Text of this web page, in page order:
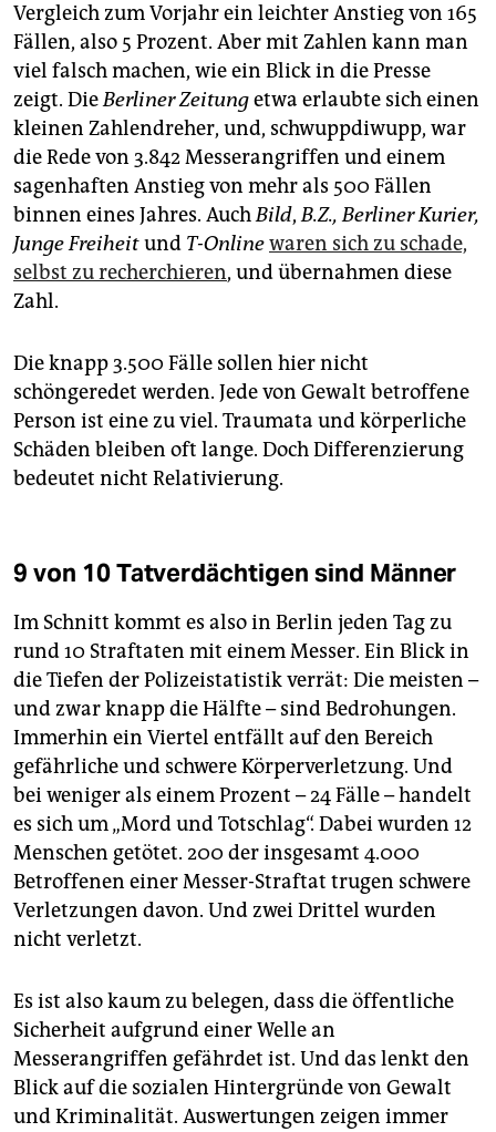
Vergleich zum Vorjahr ein leichter Anstieg von 165
Fällen, also 5 Prozent. Aber mit Zahlen kann man
viel falsch machen, wie ein Blick in die Presse
zeigt. DieBerliner Zeitungetwa erlaubte sich einen
kleinen Zahlendreher, und, schwuppdiwupp, war
die Rede von 3.842 Messerangriffen und einem
sagenhaften Anstieg von mehr als 500 Fällen
binnen eines Jahres. AuchBild,B.Z., Berliner Kurier,
Junge Freiheitund T-Onlinewaren sich zu schade,
selbst zu recherchieren, und übernahmen diese
Zahl.
Die knapp 3.500 Fälle sollen hier nicht
schöngeredet werden. Jede von Gewalt betroffene
Person ist eine zu viel. Traumata und körperliche
Schäden bleiben oft lange. Doch Differenzierung
bedeutet nicht Relativierung.
9 von 10 Tatverdächtigen sind Männer
Im Schnitt kommt es also in Berlin jeden Tag zu
rund 10 Straftaten mit einem Messer. Ein Blick in
die Tiefen der Polizeistatistik verrät: Die meisten –
und zwar knapp die Hälfte – sind Bedrohungen.
Immerhin ein Viertel entfällt auf den Bereich
gefährliche und schwere Körperverletzung. Und
bei weniger als einem Prozent – 24 Fälle – handelt
es sich um „Mord und Totschlag“. Dabei wurden 12
Menschen getötet. 200 der insgesamt 4.000
Betroffenen einer Messer-Straftat trugen schwere
Verletzungen davon. Und zwei Drittel wurden
nicht verletzt.
Es ist also kaum zu belegen, dass die öffentliche
Sicherheit aufgrund einer Welle an
Messerangriffen gefährdet ist. Und das lenkt den
Blick auf die sozialen Hintergründe von Gewalt
und Kriminalität. Auswertungen zeigen immer